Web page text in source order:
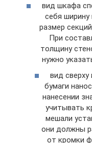
вид шкафа
себя
размер
При
толщину
нужно
вид
бумаги
нанесении
учитывать
мешали
они должны
от кромки